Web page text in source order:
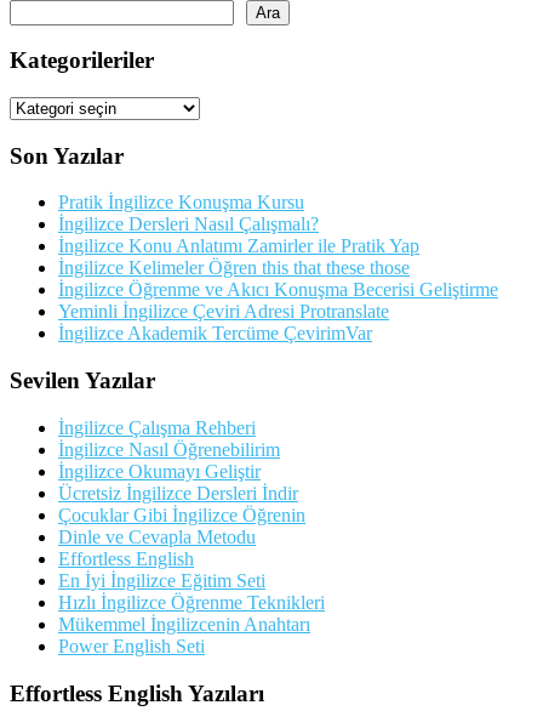
Ara
Kategorileriler
Kategorileriler
Son Yazılar
Pratik İngilizce Konuşma Kursu
İngilizce Dersleri Nasıl Çalışmalı?
İngilizce Konu Anlatımı Zamirler ile Pratik Yap
İngilizce Kelimeler Öğren this that these those
İngilizce Öğrenme ve Akıcı Konuşma Becerisi Geliştirme
Yeminli İngilizce Çeviri Adresi Protranslate
İngilizce Akademik Tercüme ÇevirimVar
Sevilen Yazılar
İngilizce Çalışma Rehberi
İngilizce Nasıl Öğrenebilirim
İngilizce Okumayı Geliştir
Ücretsiz İngilizce Dersleri İndir
Çocuklar Gibi İngilizce Öğrenin
Dinle ve Cevapla Metodu
Effortless English
En İyi İngilizce Eğitim Seti
Hızlı İngilizce Öğrenme Teknikleri
Mükemmel İngilizcenin Anahtarı
Power English Seti
Effortless English Yazıları